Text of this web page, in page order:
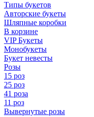
Типы букетов
Авторские букеты
Шляпные коробки
В корзине
VIP Букеты
Монобукеты
Букет невесты
Розы
15 роз
25 роз
41 роза
11 роз
Вывернутые розы